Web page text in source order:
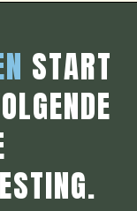
START